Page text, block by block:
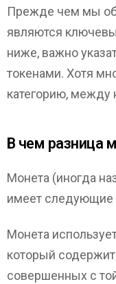
Прежде чем мы
являются
ниже, важно
токенами. Хотя
категорию, между
В чем разница
Монета (иногда
имеет следующие
Монета
который
совершенных с